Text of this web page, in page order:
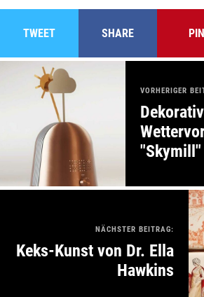
TWEET SHARE PIN
VORHERIGER
"Skymill"
NÄCHSTER BEITRAG:
Keks-Kunst von Dr. Ella
Hawkins